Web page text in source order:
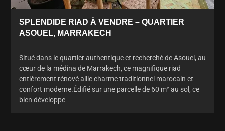
SPLENDIDE RIAD À VENDRE – QUARTIER
ASOUEL, MARRAKECH
Situé dans le quartier authentique et recherché de Asouel, au
cœur de la médina de Marrakech, ce magnifique riad
entièrement rénové allie charme traditionnel marocain et
confort moderne.Édifié sur une parcelle de 60 m² au sol, ce
bien développe